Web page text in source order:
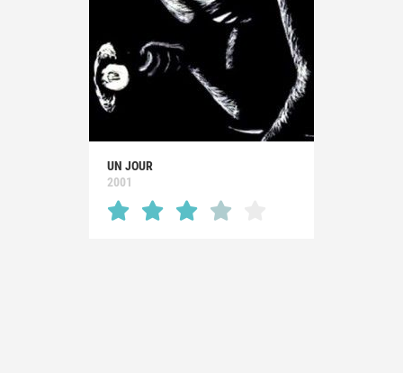
UN JOUR
2001